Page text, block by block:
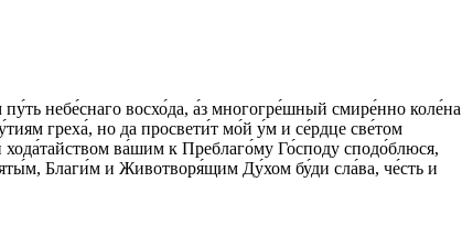
небе́снаго восхо́да, а́з многогре́шный смире́нно коле́на
греха́, но да просвети́т мо́й у́м и се́рдце све́том
ва́шим к Преблаго́му Го́споду сподо́блюся,
Благи́м и Животворя́щим Ду́хом бу́ди сла́ва, че́сть и